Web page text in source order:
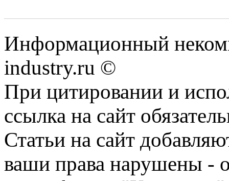
Информационный
industry.ru ©
При цитировании и
ссылка на сайт
Статьи на сайт
ваши права нарушены -